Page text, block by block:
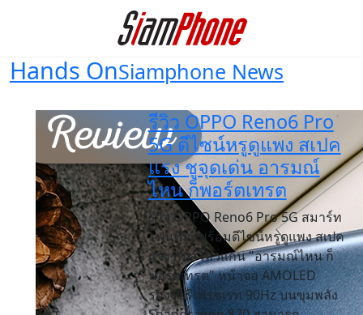
Hands OnSiamphone News
รีวิว OPPO Reno6 Pro
5G ดีไซน์หรูดูแพง สเปค
แรง ชูจุดเด่น อารมณ์
ไหน ก็พอร์ตเทรต
รีวิว OPPO Reno6 Pro 5G สมาร์ท
โฟนที่มาพร้อมดีไซน์หรูดูแพง สเปค
แรง กับสโลวแกน "อารมณ์ไหน ก็
พอร์ตเทรต" หน้าจอ AMOLED
รองรับรีเฟรชเรท 90Hz บนขุมพลัง